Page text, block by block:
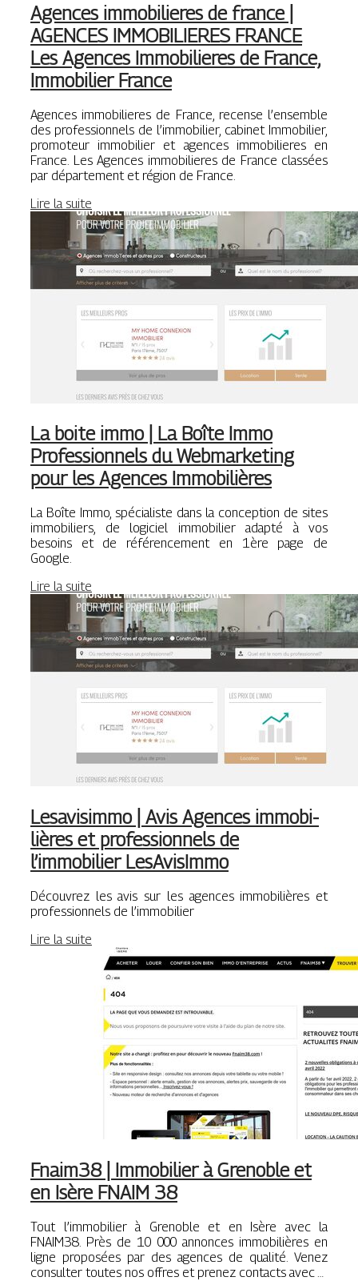
Agences im­mobilie­res de france |
AGENCES IM­MOBILIERES FRANCE
Les Agences Im­mobilie­res de France,
Immobilier France
Agences immobilieres de France, recense l’ensemble
des professionnels de l’immobilier, cabinet Immobilier,
promoteur immobilier et agences immobilieres en
France. Les Agences immobilieres de France classées
par département et région de France.
Lire la suite
La boite immo | La Boîte Immo
Profes­sion­nels du Web­mar­ke­ting
pour les Agences Im­mobi­lières
La Boîte Immo, spécialiste dans la conception de sites
immobiliers, de logiciel immobilier adapté à vos
besoins et de référencement en 1ère page de
Google.
Lire la suite
Lesavisimmo | Avis Agences im­mobi­
lières et profes­sion­nels de
l’immobilier LesAvisImmo
Découvrez les avis sur les agences immobilières et
professionnels de l’immobilier
Lire la suite
Fnaim38 | Immobilier à Grenoble et
en Isère FNAIM 38
Tout l’immobilier à Grenoble et en Isère avec la
FNAIM38. Près de 10 000 annonces immobilières en
ligne proposées par des agences de qualité. Venez
consulter toutes nos offres et prenez contacts avec …